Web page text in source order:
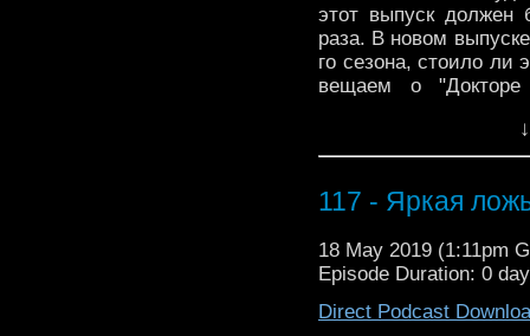
этот выпуск
раза. В новом
го сезона, стоило ли
вещаем о
комментариях -
117 - Яркая
18 May 2019 (1:11pm
Episode Duration: 0
Direct Podcast